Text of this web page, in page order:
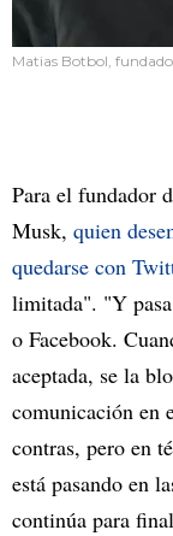
Matias Botbol,
Para el fundador
Musk, quien
quedarse con
limitada". "Y
o Facebook.
aceptada, se la
comunicación en
contras, pero en
está pasando en
continúa para